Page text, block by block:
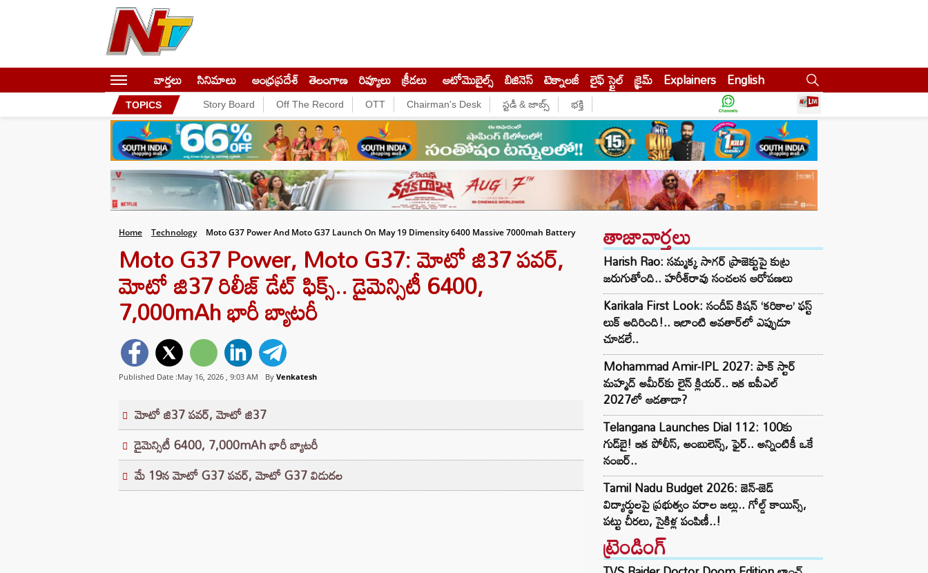
వార్తలు సినిమాలు ఆంధ్రప్రదేశ్ తెలంగాణ రివ్యూలు క్రీడలు ఆటోమొబైల్స్ బిజినెస్‌ టెక్నాలజీ లైఫ్ స్టైల్ క్రైమ్ Explainers English
TOPICS Story Board Off The Record OTT Chairman's Desk స్టడీ & జాబ్స్ భక్తి
Home Technology Moto G37 Power And Moto G37 Launch On May 19 Dimensity 6400 Massive 7000mah Battery
Moto G37 Power, Moto G37: మోటో జి37 పవర్,
మోటో జి37 రిలీజ్ డేట్ ఫిక్స్.. డైమెన్సిటీ 6400,
7,000mAh భారీ బ్యాటరీ
Published Date :May 16, 2026 , 9:03 AM By Venkatesh
మోటో జి37 పవర్, మోటో జి37
డైమెన్సిటీ 6400, 7,000mAh భారీ బ్యాటరీ
మే 19న మోటో G37 పవర్, మోటో G37 విడుదల
తాజావార్తలు
Harish Rao: సమ్మక్క సాగర్ ప్రాజెక్టుపై కుట్ర
జరుగుతోంది.. హరీశ్‌రావు సంచలన ఆరోపణలు
Karikala First Look: సందీప్ కిషన్ ‘కరికాల’ ఫస్ట్
లుక్ అదిరింది!.. ఇలాంటి అవతార్‌లో ఎప్పుడూ
చూడలే..
Mohammad Amir-IPL 2027: పాక్ స్టార్
మహ్మద్ అమీర్‌కు లైన్ క్లియర్.. ఇక ఐపీఎల్‌
2027లో ఆడతాడా?
Telangana Launches Dial 112: 100కు
గుడ్‌బై! ఇక పోలీస్, అంబులెన్స్, ఫైర్.. అన్నింటికీ ఒకే
నంబర్..
Tamil Nadu Budget 2026: జెన్-జెడ్
విద్యార్థులపై ప్రభుత్వం వరాల జల్లు.. గోల్డ్ కాయిన్స్,
పట్టు చీరలు, సైకిళ్ల పంపిణీ..!
ట్రెండింగ్‌